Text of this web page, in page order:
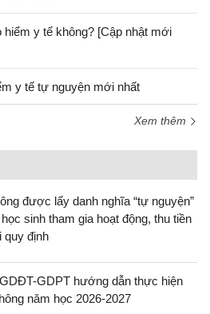
y tế không? [Cập nhật mới
y tế tự nguyện mới nhất
Xem thêm
được lấy danh nghĩa “tự nguyện”
sinh tham gia hoạt động, thu tiền
quy định
GDPT hướng dẫn thực hiện
năm học 2026-2027